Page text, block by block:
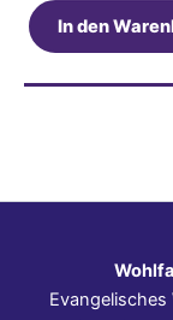
In den
Evangelisches